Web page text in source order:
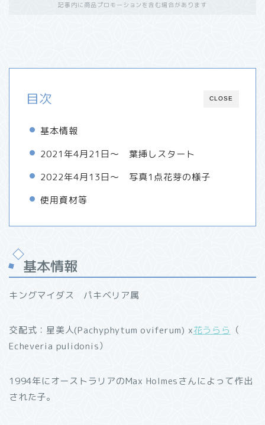
記事内に商品プロモーションを含む場合があります
CLOSE
目次
基本情報
2021年4月21日～ 葉挿しスタート
2022年4月13日～ 写真1点花芽の様子
使用資材等
基本情報
キングマイダス パキベリア属
交配式：星美人(Pachyphytum oviferum) x花うらら （
Echeveria pulidonis）
1994年にオーストラリアのMax Holmesさんによって作出
された子。